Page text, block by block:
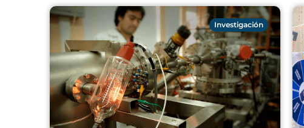
Investigación